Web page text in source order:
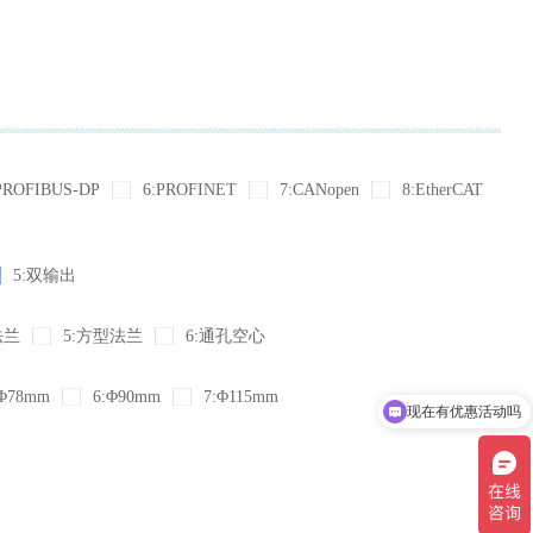
DP 6:PROFINET 7:CANopen 8:EtherCAT
5:双输出
5:方型法兰 6:通孔空心
6:Φ90mm 7:Φ115mm
现在有优惠活动吗